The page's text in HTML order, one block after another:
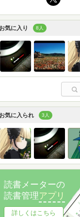
お気に入り 8人
お気に入られ 3人
読書メーターの
読書管理アプリ
詳しくはこちら